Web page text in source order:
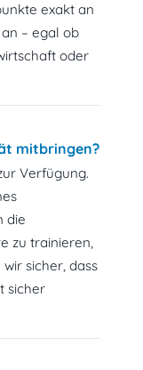
exakt an
– egal ob
oder
mitbringen?
Verfügung.
die
zu trainieren,
sicher, dass
sicher